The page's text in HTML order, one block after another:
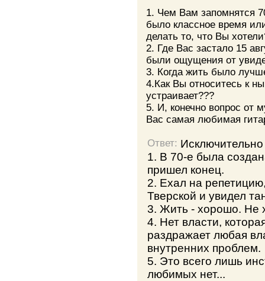
1. Чем Вам запомнятся
было классное время
делать то, что Вы
2. Где Вас застало 15
были ощущения от
3. Когда жить было
4.Как Вы относитесь к
устраивает???
5. И, конечно вопрос от
Вас самая любимая
Ответ:
1. В 70-е была
пришел конец.
2. Ехал на
Тверской и увидел
3. Жить - хорошо. Не
4. Нет власти,
раздражает любая
внутренних проблем.
5. Это всего лишь
любимых нет...